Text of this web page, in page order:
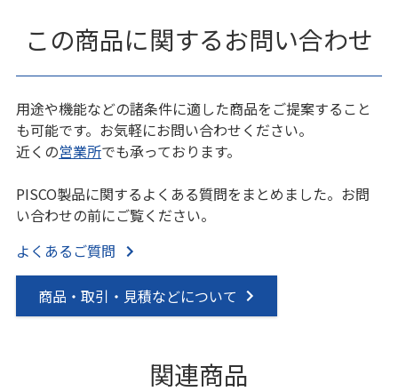
この商品に関するお問い合わせ
用途や機能などの諸条件に適した商品をご提案すること
も可能です。お気軽にお問い合わせください。
近くの営業所でも承っております。
PISCO製品に関するよくある質問をまとめました。お問
い合わせの前にご覧ください。
よくあるご質問
商品・取引・見積などについて
関連商品